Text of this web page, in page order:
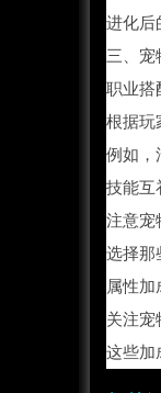
进化后
三、宠
职业搭
根据玩
例如，
技能互
注意宠
选择那
属性加
关注宠
这些加